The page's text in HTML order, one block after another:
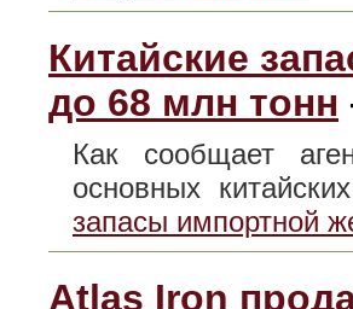
Китайские
до 68 млн тонн
Как сообщает
основных
запасы импортной
Atlas Iron